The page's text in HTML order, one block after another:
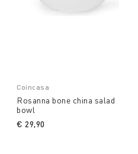
Coincasa
Rosanna bone china salad
bowl
€ 29,90